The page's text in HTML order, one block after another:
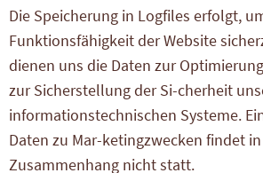
Die Speicherung in Logfiles erfolgt,
Funktionsfähigkeit der Website
dienen uns die Daten zur
zur Sicherstellung der Si-cherheit
informationstechnischen Systeme.
Daten zu Mar-ketingzwecken findet
Zusammenhang nicht statt.